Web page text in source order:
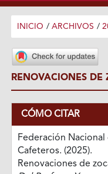
INICIO / ARCHIVOS /
RENOVACIONES DE
CÓMO CITAR
Federación Nacional
Cafeteros. (2025).
Renovaciones de